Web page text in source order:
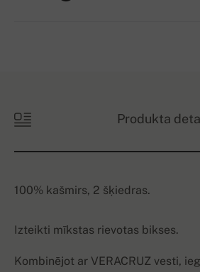
Produkta
100% kašmirs, 2 šķiedras.
Izteikti mīkstas rievotas bikses.
Kombinējot ar VERACRUZ vesti,